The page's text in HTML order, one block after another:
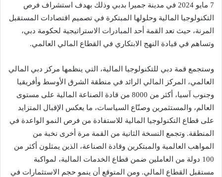
7 مايو 2024 في مدينة جميرا بدبي وذلك بهدف استشراف فرص
التكنولوجيا المالية وحلولها المبتكرة في تصميم اقتصادات المستقبل
المرنة، حيث تعد القمة أحد المبادرات الاستراتيجية لحكومة دبي،
وتساهم في قيادة النهج الابتكاري في القطاع المالي العالمي.
وستجمع قمة دبي للتكنولوجيا المالية، التي ينظمها مركز دبي المالي
العالمي، المركز المالي الرائد في منطقة الشرق الأوسط وأفريقيا
وجنوب آسيا، أكثر من 8000 من قادة الصناعة المالية على مستوى
العالم، والمستثمرين وصنّاع السياسات، ما يعكس الإقبال المتزايد
على قطاع التكنولوجيا المالية للاستفادة من فرص النمو الواعدة في
المنطقة. وتجمع النسخة الثانية من القمة مرة أخرى نخبة من
المواهب العالمية والمبتكرين وقادة الصناعة، الذين يمثلون أكثر من
100 دولة من العاملين ضمن قطاع الخدمات المالية، لمواكبة
مستقبل القطاع المالي. ومن المتوقع أن ينمو حجم الاستثمارات في